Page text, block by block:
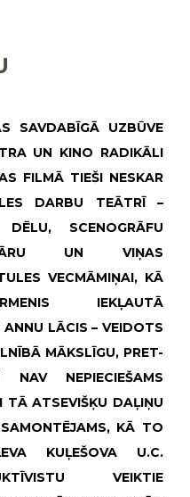
SAVDABĪGĀ UZBŪVE
UN KINO RADIKĀLI
FILMĀ TIEŠI NESKAR
DARBU TEĀTRĪ –
SCENOGRĀFU
UN VIŅAS
VECMĀMIŅAI, KĀ
IEKĻAUTĀ
ANNU LĀCIS – VEIDOTS
MĀKSLĪGU, PRET-
NEPIECIEŠAMS
TĀ ATSEVIŠĶU DAĻIŅU
KĀ TO
KUĻEŠOVA U.C.
VEIKTIE